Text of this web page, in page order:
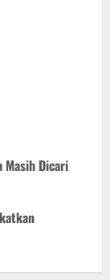
Masih Dicari